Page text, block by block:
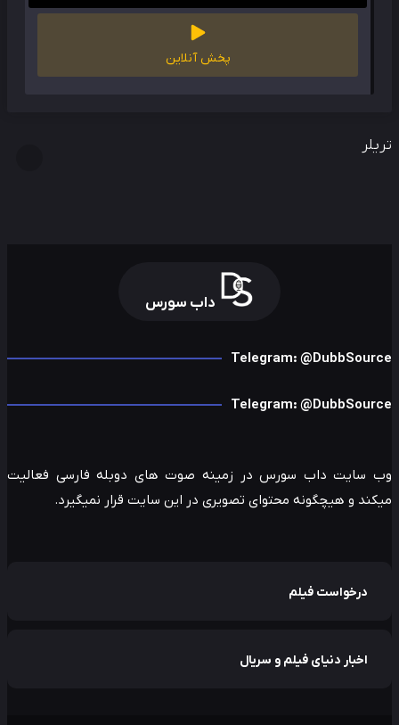
پخش آنلاین
داب سورس
Telegram:
Telegram:
سایت داب سورس در زمینه صوت های دوبله فارسی فعالیت
و هیچگونه محتوای تصویری در این سایت قرار نمیگیرد.
درخواست فیلم
اخبار دنیای فیلم و سریال